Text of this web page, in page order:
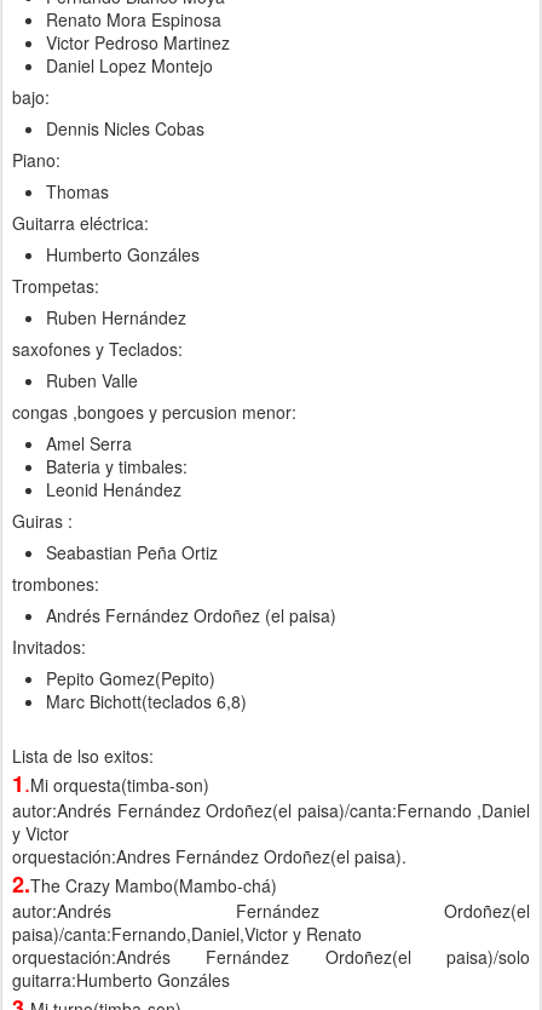
Renato Mora Espinosa
Victor Pedroso Martinez
Daniel Lopez Montejo
bajo:
Dennis Nicles Cobas
Piano:
Thomas
Guitarra eléctrica:
Humberto Gonzáles
Trompetas:
Ruben Hernández
saxofones y Teclados:
Ruben Valle
congas ,bongoes y percusion menor:
Amel Serra
Bateria y timbales:
Leonid Henández
Guiras :
Seabastian Peña Ortiz
trombones:
Andrés Fernández Ordoñez (el paisa)
Invitados:
Pepito Gomez(Pepito)
Marc Bichott(teclados 6,8)
Lista de lso exitos:
1.Mi orquesta(timba-son)
autor:Andrés Fernández Ordoñez(el paisa)/canta:Fernando ,Daniel
y Victor
orquestación:Andres Fernández Ordoñez(el paisa).
2.The Crazy Mambo(Mambo-chá)
autor:Andrés Fernández Ordoñez(el
paisa)/canta:Fernando,Daniel,Victor y Renato
orquestación:Andrés Fernández Ordoñez(el paisa)/solo
guitarra:Humberto Gonzáles